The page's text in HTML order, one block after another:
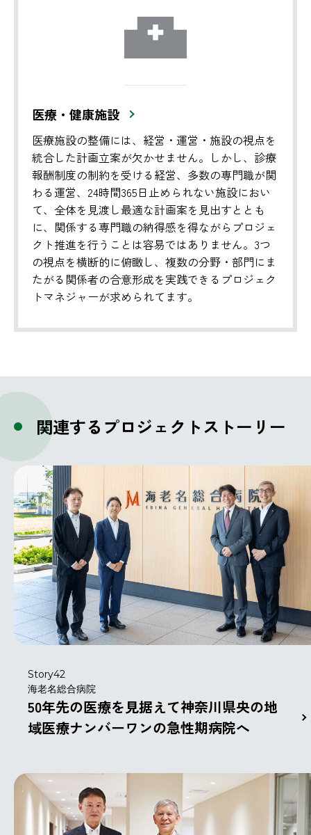
医療・健康施設
医療施設の整備には、経営・運営・施設の視点を
統合した計画立案が欠かせません。しかし、診療
報酬制度の制約を受ける経営、多数の専門職が関
わる運営、24時間365日止められない施設におい
て、全体を見渡し最適な計画案を見出すととも
に、関係する専門職の納得感を得ながらプロジェ
クト推進を行うことは容易ではありません。3つ
の視点を横断的に俯瞰し、複数の分野・部門にま
たがる関係者の合意形成を実践できるプロジェク
トマネジャーが求められてます。
関連するプロジェクトストーリー
Story42
海老名総合病院
50年先の医療を見据えて神奈川県央の地
域医療ナンバーワンの急性期病院へ